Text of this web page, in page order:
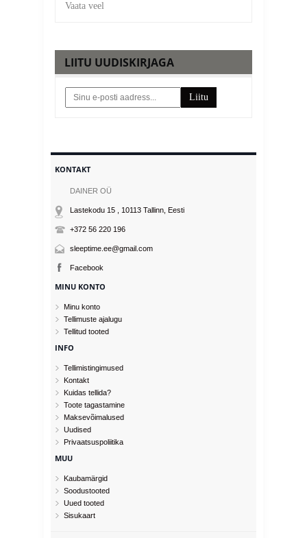
Vaata veel
LIITU UUDISKIRJAGA
Liitu
KONTAKT
DAINER OÜ
Lastekodu 15 , 10113 Tallinn , Eesti
+372 56 220 196
sleeptime.ee@gmail.com
Facebook
MINU KONTO
Minu konto
Tellimuste ajalugu
Tellitud tooted
INFO
Tellimistingimused
Kontakt
Kuidas tellida?
Toote tagastamine
Maksevõimalused
Uudised
Privaatsuspoliitika
MUU
Kaubamärgid
Soodustooted
Uued tooted
Sisukaart